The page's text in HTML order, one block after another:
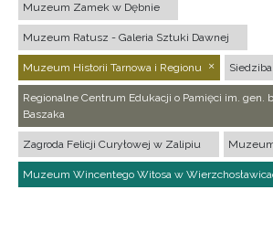
Muzeum Zamek w Dębnie
Muzeum Ratusz - Galeria Sztuki Dawnej
Muzeum Historii Tarnowa i Regionu Siedziba
Regionalne Centrum Edukacji o Pamięci im. gen.
Baszaka
Zagroda Felicji Curyłowej w Zalipiu
Muzeum Wincentego Witosa w